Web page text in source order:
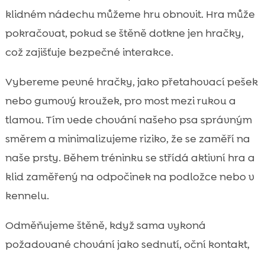
klidném nádechu můžeme hru obnovit. Hra může
pokračovat, pokud se štěně dotkne jen hračky,
což zajišťuje bezpečné interakce.
Vybereme pevné hračky, jako přetahovací pešek
nebo gumový kroužek, pro most mezi rukou a
tlamou. Tím vede chování našeho psa správným
směrem a minimalizujeme riziko, že se zaměří na
naše prsty. Během tréninku se střídá aktivní hra a
klid zaměřený na odpočinek na podložce nebo v
kennelu.
Odměňujeme štěně, když sama vykoná
požadované chování jako sednutí, oční kontakt,